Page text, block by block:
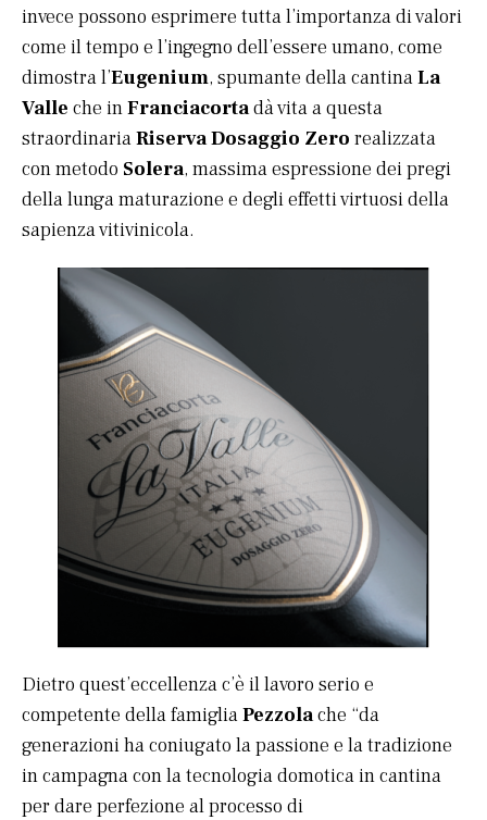
invece possono esprimere tutta l’importanza di valori
come il tempo e l’ingegno dell’essere umano, come
dimostra l’Eugenium, spumante della cantinaLa
Valle che inFranciacortadà vita a questa
straordinariaRiserva Dosaggio Zero realizzata
con metodo Solera, massima espressione dei pregi
della lunga maturazione e degli effetti virtuosi della
sapienza vitivinicola.
Dietro quest’eccellenza c’è il lavoro serio e
competente della famigliaPezzolache “da
generazioni ha coniugato la passione e la tradizione
in campagna con la tecnologia domotica in cantina
per dare perfezione al processo di